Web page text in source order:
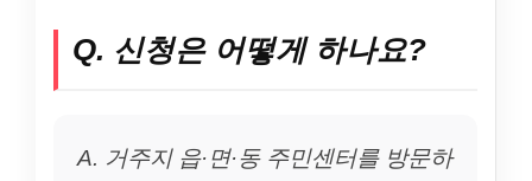
Q. 신청은 어떻게 하나요?
A. 거주지 읍·면·동 주민센터를 방문하